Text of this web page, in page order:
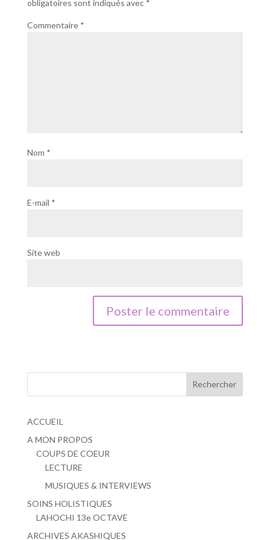
obligatoires sont indiqués avec *
Commentaire *
Nom *
E-mail *
Site web
ACCUEIL
A MON PROPOS
COUPS DE COEUR
LECTURE
MUSIQUES & INTERVIEWS
SOINS HOLISTIQUES
LAHOCHI 13e OCTAVE
ARCHIVES AKASHIQUES